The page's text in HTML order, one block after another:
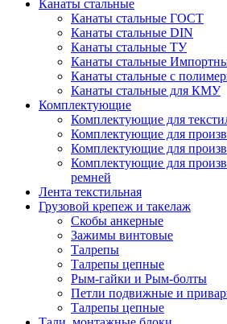
Канаты стальные
Канаты стальные ГОСТ
Канаты стальные DIN
Канаты стальные ТУ
Канаты стальные
Канаты стальные с
Канаты стальные для КМУ
Комплектующие
Комплектующие для
Комплектующие для
Комплектующие для
Комплектующие для
ремней
Лента текстильная
Грузовой крепеж и такелаж
Скобы анкерные
Зажимы винтовые
Талрепы
Талрепы цепные
Рым-гайки и Рым-болты
Петли подвижные и
Талрепы цепные